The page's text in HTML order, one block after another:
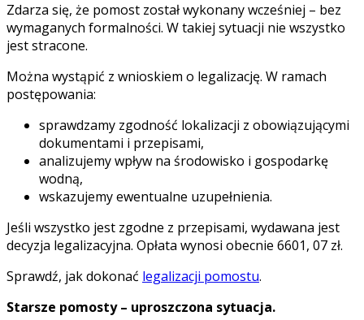
Zdarza się, że pomost został wykonany wcześniej – bez
wymaganych formalności. W takiej sytuacji nie wszystko
jest stracone.
Można wystąpić z wnioskiem o legalizację. W ramach
postępowania:
sprawdzamy zgodność lokalizacji z obowiązującymi
dokumentami i przepisami,
analizujemy wpływ na środowisko i gospodarkę
wodną,
wskazujemy ewentualne uzupełnienia.
Jeśli wszystko jest zgodne z przepisami, wydawana jest
decyzja legalizacyjna. Opłata wynosi obecnie 6601, 07 zł.
Sprawdź, jak dokonać legalizacji pomostu.
Starsze pomosty – uproszczona sytuacja.